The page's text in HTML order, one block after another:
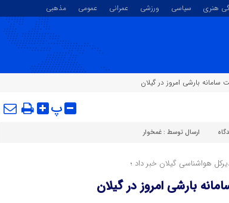
هنری سیاسی ورزشی عمرانی عمومی
مذهبی
سامانه بارشی امروز در گیلان
پ
ارسال توسط : غمخوار
هواشناسی گیلان خبر داد ؛
بارشی امروز در گیلان